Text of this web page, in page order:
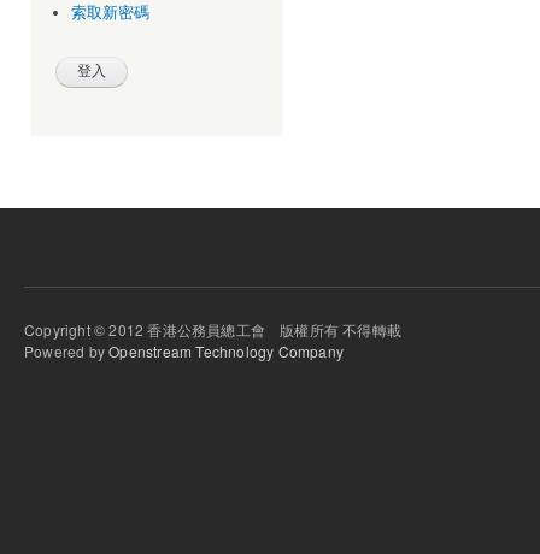
索取新密碼
Copyright © 2012 香港公務員總工會 版權所有 不得轉載
Powered byOpenstream Technology Company